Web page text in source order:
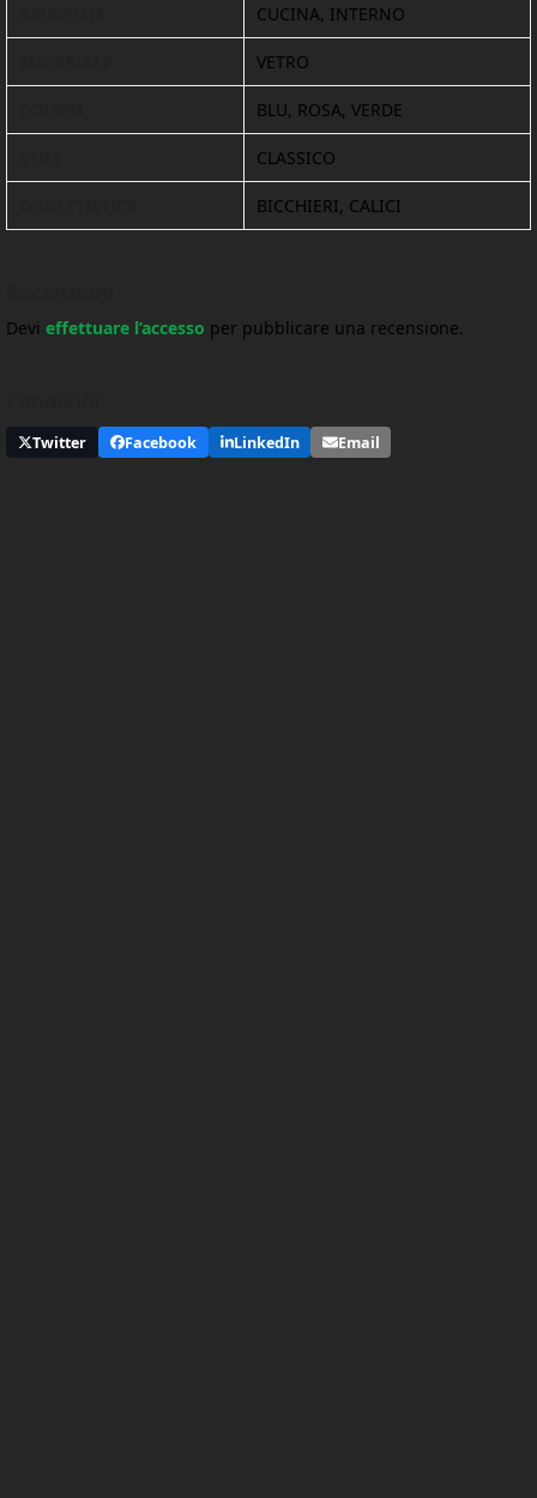
CUCINA, INTERNO
VETRO
BLU, ROSA, VERDE
CLASSICO
BICCHIERI, CALICI
Devi effettuare l’accesso per pubblicare una recensione.
Twitter Facebook LinkedIn Email